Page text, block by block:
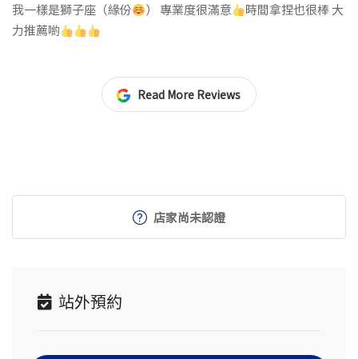
我一樣是獅子座（緣份
） 專業度很滿意
時間拿捏也很棒 大
力推薦喲
Read More Reviews
店家尚未認證
站外預約